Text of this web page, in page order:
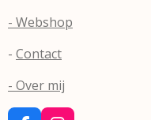
- Webshop
- Contact
- Over mij